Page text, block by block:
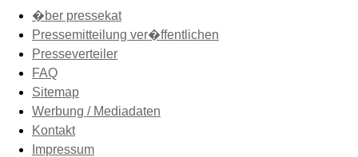
�ber pressekat
Pressemitteilung ver�ffentlichen
Presseverteiler
FAQ
Sitemap
Werbung / Mediadaten
Kontakt
Impressum